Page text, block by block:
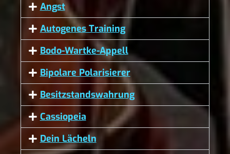
Angst
Autogenes Training
Bodo-Wartke-Appell
Bipolare Polarisierer
Besitzstandswahrung
Cassiopeia
Dein Lächeln